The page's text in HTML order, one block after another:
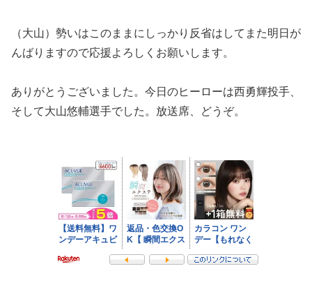
（大山）勢いはこのままにしっかり反省はしてまた明日が
んばりますので応援よろしくお願いします。
ありがとうございました。今日のヒーローは西勇輝投手、
そして大山悠輔選手でした。放送席、どうぞ。